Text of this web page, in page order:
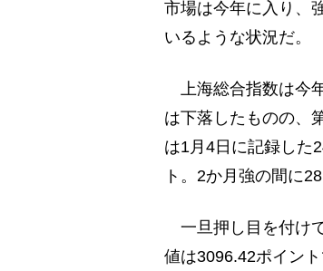
市場は今年に入り、
いるような状況だ。
上海総合指数は今
は下落したものの、
は1月4日に記録した
ト。2か月強の間に
一旦押し目を付け
値は3096.42ポイン